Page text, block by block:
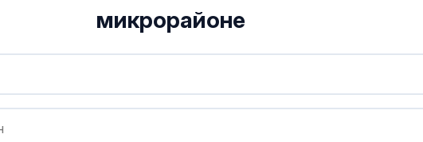
микрорайоне